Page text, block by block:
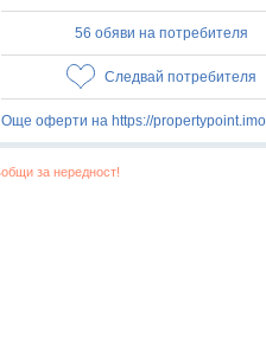
56 обяви на потребителя
Следвай потребителя
Още оферти на https://
за нередност!